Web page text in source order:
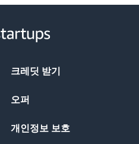
크레딧 받기
오퍼
개인정보 보호